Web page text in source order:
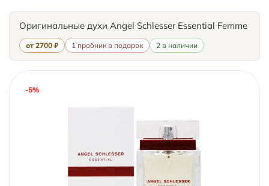
Оригинальные духи Angel Schlesser Essential Femme
от 2700 ₽ 1 пробник в подарок 2 в наличии
-5%